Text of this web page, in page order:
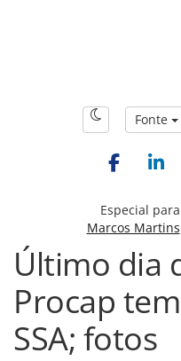
Fonte
Especial
Marcos Martins
Último dia
Procap
SSA; fotos